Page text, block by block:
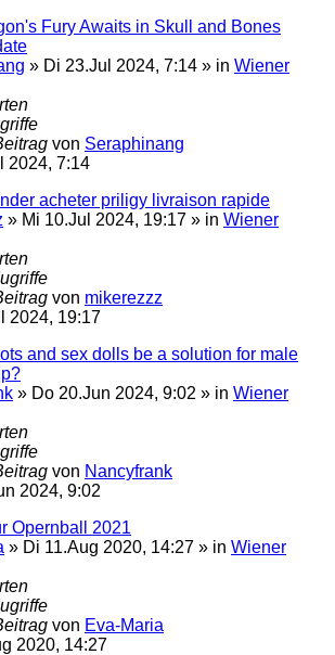
Fury Awaits in Skull and Bones
» Di 23.Jul 2024, 7:14 » in Wiener
von Seraphinang
2024, 7:14
acheter priligy livraison rapide
» Mi 10.Jul 2024, 19:17 » in Wiener
von mikerezzz
2024, 19:17
and sex dolls be a solution for male
» Do 20.Jun 2024, 9:02 » in Wiener
von Nancyfrank
2024, 9:02
Opernball 2021
» Di 11.Aug 2020, 14:27 » in Wiener
von Eva-Maria
2020, 14:27